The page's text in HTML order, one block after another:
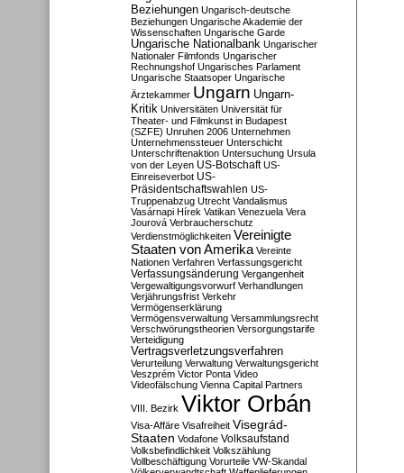
Beziehungen Ungarisch-deutsche
Beziehungen Ungarische Akademie der
Wissenschaften Ungarische Garde
Ungarische Nationalbank Ungarischer
Nationaler Filmfonds Ungarischer
Rechnungshof Ungarisches Parlament
Ungarische Staatsoper Ungarische
Ärztekammer Ungarn Ungarn-
Kritik Universitäten Universität für
Theater- und Filmkunst in Budapest
(SZFE) Unruhen 2006 Unternehmen
Unternehmenssteuer Unterschicht
Unterschriftenaktion Untersuchung Ursula
von der Leyen US-Botschaft US-
Einreiseverbot US-
Präsidentschaftswahlen US-
Truppenabzug Utrecht Vandalismus
Vasárnapi Hírek Vatikan Venezuela Vera
Jourová Verbraucherschutz
Verdienstmöglichkeiten Vereinigte
Staaten von Amerika Vereinte
Nationen Verfahren Verfassungsgericht
Verfassungsänderung Vergangenheit
Vergewaltigungsvorwurf Verhandlungen
Verjährungsfrist Verkehr
Vermögenserklärung
Vermögensverwaltung Versammlungsrecht
Verschwörungstheorien Versorgungstarife
Verteidigung
Vertragsverletzungsverfahren
Verurteilung Verwaltung Verwaltungsgericht
Veszprém Victor Ponta Video
Videofälschung Vienna Capital Partners
VIII. Bezirk Viktor Orbán
Visa-Affäre Visafreiheit Visegrád-
Staaten Vodafone Volksaufstand
Volksbefindlichkeit Volkszählung
Vollbeschäftigung Vorurteile VW-Skandal